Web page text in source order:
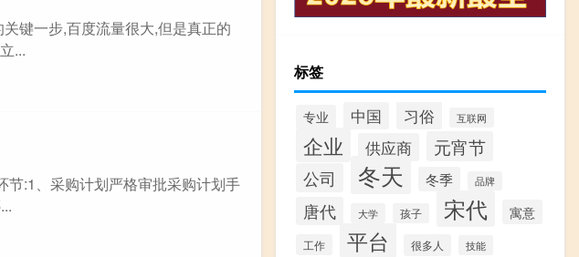
键一步,百度流量很大,但是真正的
...
节:1、采购计划严格审批采购计划手
标签
专业 中国 习俗 互联网
企业 供应商 元宵节
公司 冬天 冬季 品牌
唐代 大学 孩子 宋代 寓意
工作 平台 很多人 技能